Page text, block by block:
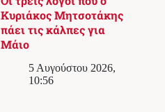
Κυριάκος Μητσοτάκης
πάει τις κάλπες για
Μάιο
5 Αυγούστου 2026,
10:56